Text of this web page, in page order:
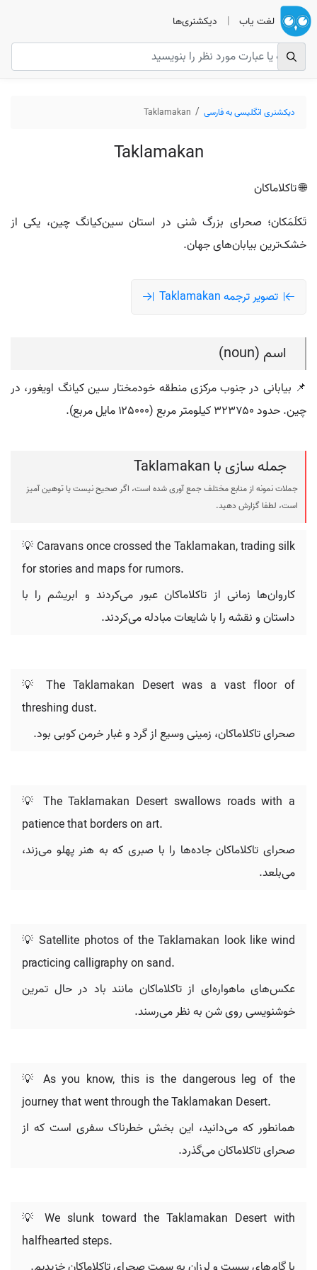
لغت یاب | دیکشنری‌ها
دیکشنری انگلیسی به فارسی Taklamakan
Taklamakan
🌐 تاکلاماکان
تَکلَمَکان؛ صحرای بزرگ شنی در استان سین‌کیانگ چین، یکی از
خشک‌ترین بیابان‌های جهان.
تصویر ترجمه Taklamakan
اسم (noun)
📌 بیابانی در جنوب مرکزی منطقه خودمختار سین کیانگ اویغور، در
چین. حدود ۳۲۳۷۵۰ کیلومتر مربع (۱۲۵۰۰۰ مایل مربع).
جمله سازی با Taklamakan
جملات نمونه از منابع مختلف جمع آوری شده است، اگر صحیح نیست یا توهین آمیز
است، لطفا گزارش دهید.
💡 Caravans once crossed the Taklamakan, trading silk
for stories and maps for rumors.
کاروان‌ها زمانی از تاکلاماکان عبور می‌کردند و ابریشم را با
داستان و نقشه را با شایعات مبادله می‌کردند.
💡 The Taklamakan Desert was a vast floor of
threshing dust.
صحرای تاکلاماکان، زمینی وسیع از گرد و غبار خرمن کوبی بود.
💡 The Taklamakan Desert swallows roads with a
patience that borders on art.
صحرای تاکلاماکان جاده‌ها را با صبری که به هنر پهلو می‌زند،
می‌بلعد.
💡 Satellite photos of the Taklamakan look like wind
practicing calligraphy on sand.
عکس‌های ماهواره‌ای از تاکلاماکان مانند باد در حال تمرین
خوشنویسی روی شن به نظر می‌رسند.
💡 As you know, this is the dangerous leg of the
journey that went through the Taklamakan Desert.
همانطور که می‌دانید، این بخش خطرناک سفری است که از
صحرای تاکلاماکان می‌گذرد.
💡 We slunk toward the Taklamakan Desert with
halfhearted steps.